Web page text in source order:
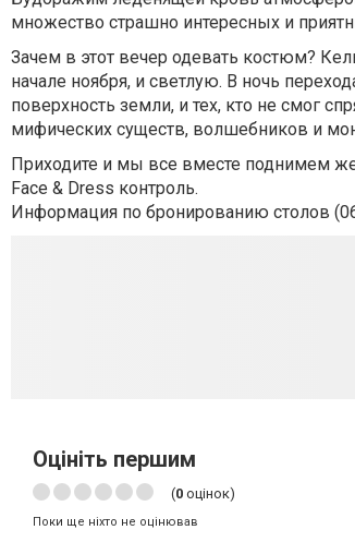
множество страшно интересных и
Зачем в этот вечер одевать костюм?
начале ноября, и светлую. В ночь
поверхность земли, и тех, кто не смог
мифических существ, волшебников и
Приходите и мы все вместе поднимем же
Face & Dress контроль.
Информация по бронированию столов
Оцініть першим
(0 оцінок)
Поки ще ніхто не оцінював